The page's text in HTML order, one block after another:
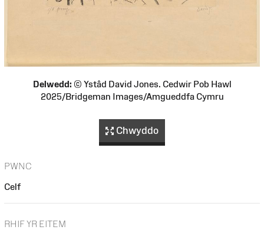
Delwedd: © Ystâd David Jones. Cedwir Pob Hawl
2025/Bridgeman Images/Amgueddfa Cymru
Chwyddo
PWNC
Celf
RHIF YR EITEM